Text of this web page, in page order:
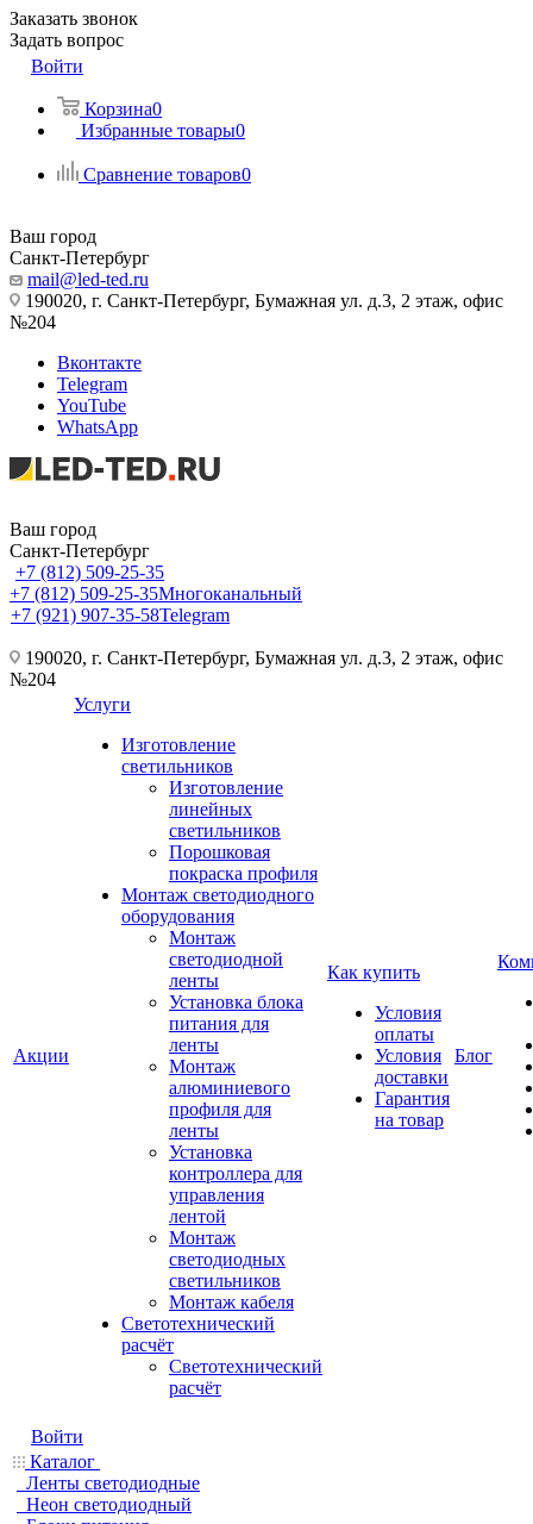
Заказать звонок
Задать вопрос
Войти
Корзина0
Избранные товары0
Сравнение товаров0
Ваш город
Санкт-Петербург
mail@led-ted.ru
190020, г. Санкт-Петербург, Бумажная ул. д.3, 2 этаж, офис
№204
Вконтакте
Telegram
YouTube
WhatsApp
Ваш город
Санкт-Петербург
+7 (812) 509-25-35
+7 (812) 509-25-35Многоканальный
+7 (921) 907-35-58Telegram
190020, г. Санкт-Петербург, Бумажная ул. д.3, 2 этаж, офис
№204
Акции
Услуги
Изготовление
светильников
Изготовление
линейных
светильников
Порошковая
покраска профиля
Монтаж светодиодного
оборудования
Монтаж
светодиодной
ленты
Установка блока
питания для
ленты
Монтаж
алюминиевого
профиля для
ленты
Установка
контроллера для
управления
лентой
Монтаж
светодиодных
светильников
Монтаж кабеля
Светотехнический
расчёт
Светотехнический
расчёт
Как купить
Условия
оплаты
Условия
доставки
Гарантия
на товар
Блог
Войти
Каталог
Ленты светодиодные
Неон светодиодный